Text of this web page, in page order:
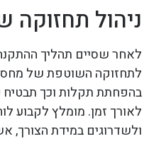
ניהול תחזוקה
לאחר שסיים תהליך
לתחזוקה השוטפת של
בהפחתת תקלות וכך
לאורך זמן. מומלץ לקבוע
ולשדרוגים במידת הצורך,